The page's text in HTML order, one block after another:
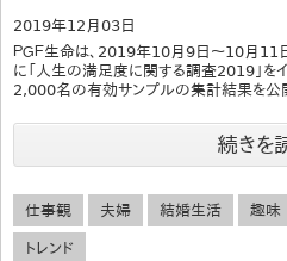
2019年12月03日
ＰＧＦ生命は、2019年10月9日～10月
に「人生の満足度に関する調査2019」をイ
2,000名の有効サンプルの集計結果を公
続きを
仕事観 夫婦 結婚生活 趣味
トレンド